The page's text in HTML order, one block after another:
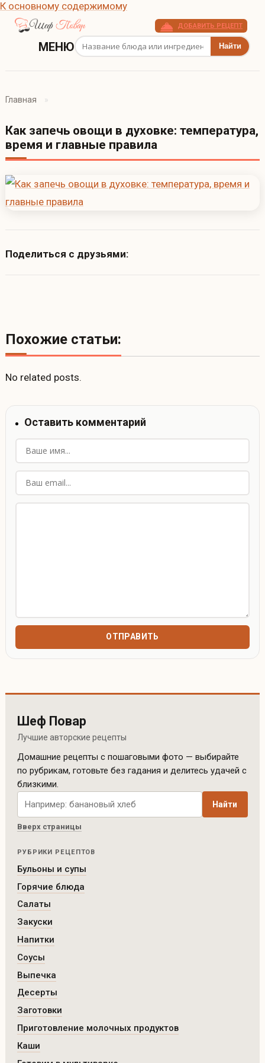
К основному содержимому
ДОБАВИТЬ РЕЦЕПТ
МЕНЮ Поиск рецептов
Главная
Как запечь овощи в духовке: температура,
время и главные правила
Поделиться с друзьями:
Похожие статьи:
No related posts.
Оставить комментарий
Шеф Повар
Лучшие авторские рецепты
Домашние рецепты с пошаговыми фото — выбирайте
по рубрикам, готовьте без гадания и делитесь удачей с
близкими.
Поиск рецептов по сайту
Найти
Вверх страницы
РУБРИКИ РЕЦЕПТОВ
Бульоны и супы
Горячие блюда
Салаты
Закуски
Напитки
Соусы
Выпечка
Десерты
Заготовки
Приготовление молочных продуктов
Каши